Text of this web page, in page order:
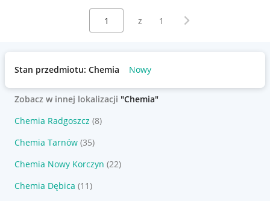
Wybierz stronę:
z 1 Następna strona
Stan przedmiotu: Chemia Nowy
Zobacz w innej lokalizacji "Chemia"
Chemia Radgoszcz (8)
Chemia Tarnów (35)
Chemia Nowy Korczyn (22)
Chemia Dębica (11)